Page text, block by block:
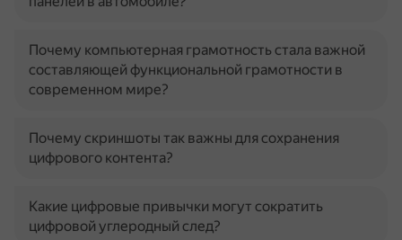
Почему компьютерная грамотность стала важной
составляющей функциональной грамотности в
современном мире?
Почему скриншоты так важны для сохранения
цифрового контента?
Какие цифровые привычки могут сократить
цифровой углеродный след?